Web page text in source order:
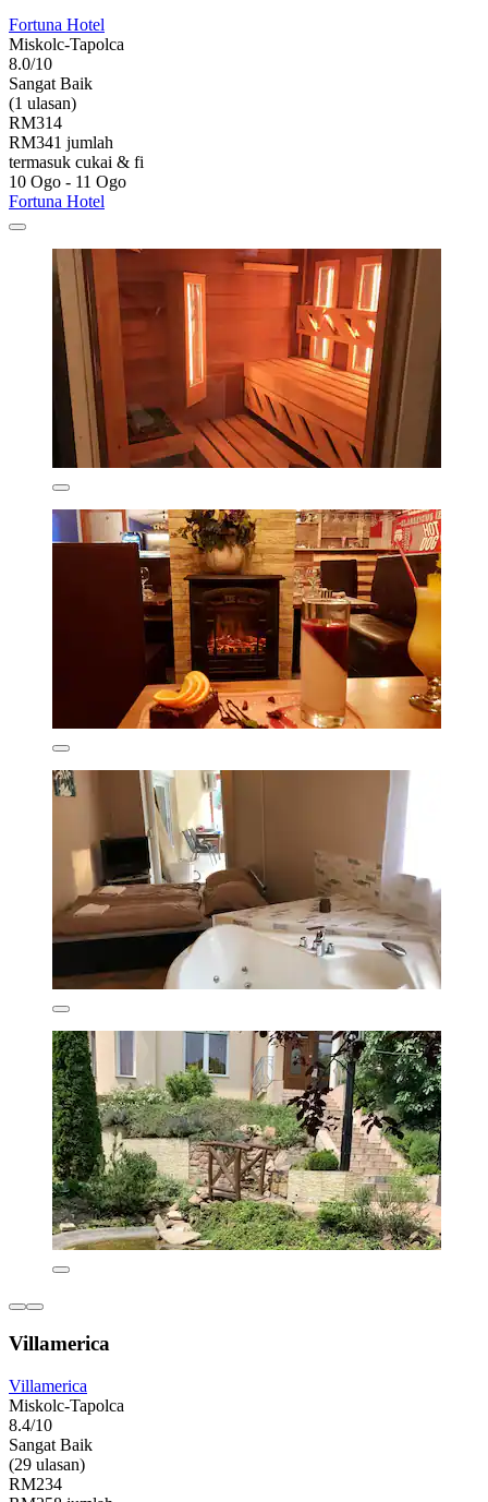
Fortuna Hotel
Miskolc-Tapolca
8.0/10
Sangat Baik
(1 ulasan)
RM314
RM341 jumlah
termasuk cukai & fi
10 Ogo - 11 Ogo
Fortuna Hotel
Villamerica
Villamerica
Miskolc-Tapolca
8.4/10
Sangat Baik
(29 ulasan)
RM234